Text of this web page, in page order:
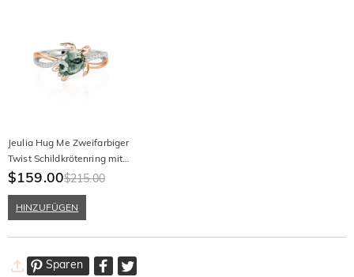
Jeulia Hug Me Zweifarbiger
Twist Schildkrötenring mit
Birnenschliff-Moosachat
$159.00$215.00
HINZUFÜGEN
Sparen